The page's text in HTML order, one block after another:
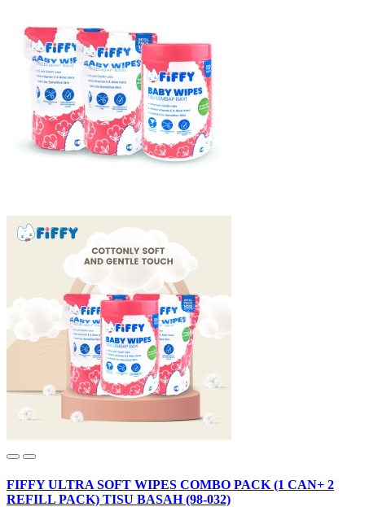
FIFFY ULTRA SOFT WIPES COMBO PACK (1 CAN+ 2
REFILL PACK) TISU BASAH (98-032)